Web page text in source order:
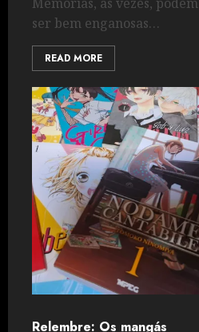
ser bem enganosas…
READ MORE
Relembre: Os mangás